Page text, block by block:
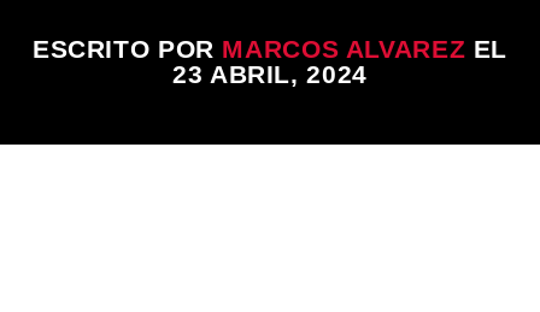
ESCRITO POR MARCOS ALVAREZ EL
23 ABRIL, 2024